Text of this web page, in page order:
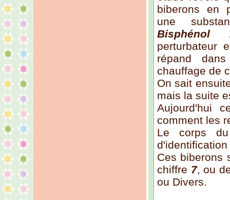
biberons en
une
Bisphénol
perturbateur
répand
chauffage de
On sait
mais la suite
Aujourd'hui
comment les
Le corps
Ces biberons
chiffre 7, ou
ou Divers.